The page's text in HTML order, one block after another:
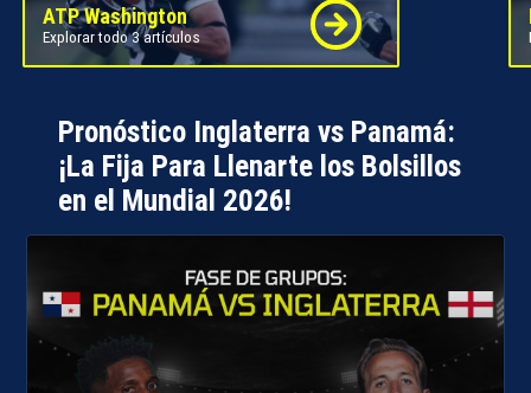
ATP Washington
Explorar todo 3 artículos
Pronóstico Inglaterra vs Panamá:
¡La Fija Para Llenarte los Bolsillos
en el Mundial 2026!